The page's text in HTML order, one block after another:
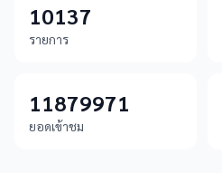
10137
รายการ
11879971
ยอดเข้าชม